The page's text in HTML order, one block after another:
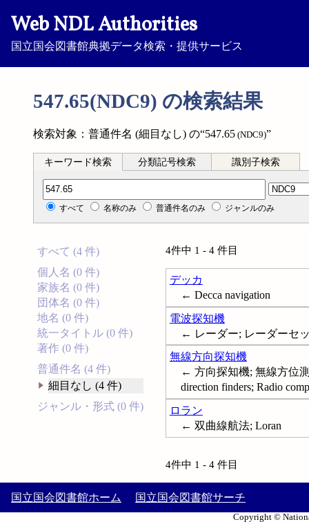
Web NDL Authorities
国立国会図書館典拠データ検索・提供サービス
547.65(NDC9) の検索結果
検索対象：普通件名 (細目なし) の“547.65 (NDC9)”
キーワード検索 分類記号検索 識別子検索
分類記号検索
すべて 名称のみ 普通件名のみ ジャンルのみ
すべて (4 件)
個人名 (0 件)
家族名 (0 件)
団体名 (0 件)
地名 (0 件)
統一タイトル (0 件)
著作 (0 件)
普通件名 (4 件)
細目なし (4 件)
ジャンル・形式 (0 件)
4件中 1 - 4 件目
デッカ
← Decca navigation
電波探知機
← レーダー; レーダーセ
無線方向探知機
← 方向探知機; 無線方位
direction finders; Radio
ロラン
← 双曲線航法; Loran
4件中 1 - 4 件目
国立国会図書館ホーム 国立国会図書館サーチ
Copyright ©